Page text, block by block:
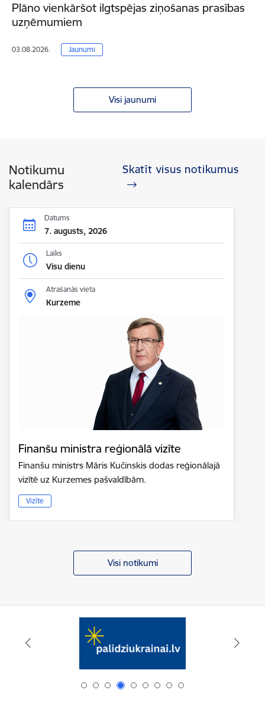
Plāno vienkāršot ilgtspējas ziņošanas prasības
uzņēmumiem
03.08.2026. Jaunumi
Visi jaunumi
Notikumu
kalendārs
Skatīt visus notikumus
Datums
7. augusts, 2026
Laiks
Visu dienu
Atrašanās vieta
Kurzeme
Finanšu ministra reģionālā vizīte
Finanšu ministrs Māris Kučinskis dodas reģionālajā
vizītē uz Kurzemes pašvaldībām.
Vizīte
Visi notikumi